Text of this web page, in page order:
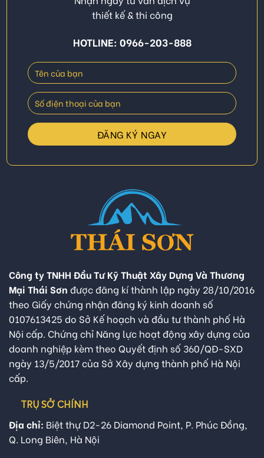
thiết kế & thi công
HOTLINE: 0966-203-888
Công ty TNHH Đầu Tư Kỹ Thuật Xây Dựng Và Thương
Mại Thái Sơn được đăng kí thành lập ngày 28/10/2016
theo Giấy chứng nhận đăng ký kinh doanh số
0107613425 do Sở Kế hoạch và đầu tư thành phố Hà
Nội cấp. Chứng chỉ Năng lực hoạt động xây dựng của
doanh nghiệp kèm theo Quyết định số 360/QĐ-SXD
ngày 13/5/2017 của Sở Xây dựng thành phố Hà Nội
cấp.
TRỤ SỞ CHÍNH
Địa chỉ: Biệt thự D2-26 Diamond Point, P. Phúc Đồng,
Q. Long Biên, Hà Nội